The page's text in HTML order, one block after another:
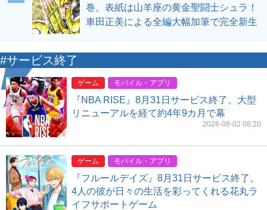
巻。表紙は山羊座の黄金聖闘士シュラ！
車田正美による全編大幅加筆で完全新生
#サービス終了
ゲーム モバイル・アプリ
『NBA RISE』8月31日サービス終了。大型
リニューアルを経て約4年9カ月で幕
2026-08-02 08:20
ゲーム モバイル・アプリ
『フルールデイズ』8月31日サービス終了。
4人の彼が日々の生活を彩ってくれる花丸ラ
イフサポートゲーム